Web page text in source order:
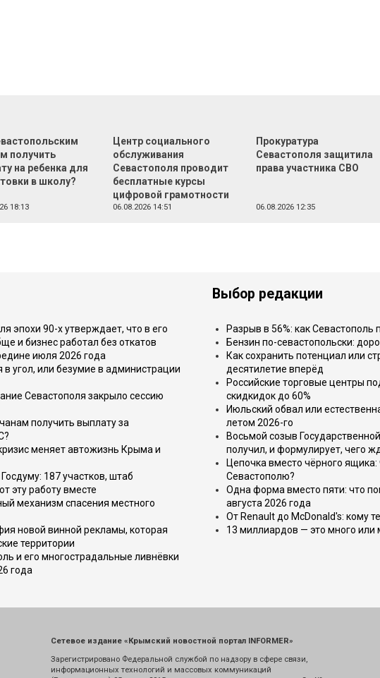
получить
на ребенка для
в школу?
18:13
Центр социального
обслуживания
Севастополя проводит
бесплатные курсы
цифровой грамотности
06.08.2026 14:51
Прокуратура
Севастополя защитила
права участника СВО
06.08.2026 12:35
эпохи 90-х утверждает, что в его
и бизнес работал без откатов
июля 2026 года
угол, или безумие в администрации
Севастополя закрыло сессию
получить выплату за
меняет автожизнь Крыма и
187 участков, штаб
эту работу вместе
механизм спасения местного
новой винной рекламы, которая
территории
и его многострадальные ливнёвки
года
Выбор редакции
Разрыв в 56%: как
Бензин по-севастопольски:
Как сохранить потенциал или
десятилетие вперёд
Российские торговые центры
скидкидок до 60%
Июльский обвал или
летом 2026-го
Восьмой созыв
получил, и формулирует, чего
Цепочка вместо чёрного
Севастополю?
Одна форма вместо пяти: что
августа 2026 года
От Renault до McDonald's: кому
13 миллиардов — это много или
Сетевое издание «Крымский новостной портал INFORMER»
Зарегистрировано Федеральной службой по надзору в сфере связи,
информационных технологий и массовых коммуникаций